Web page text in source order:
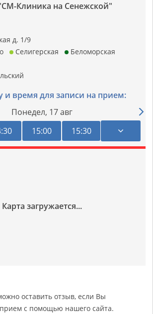
Клиника на Сенежской"
д. 1/9
Селигерская
Беломорская
и время для записи на прием:
Понедел, 17 авг
15:00 15:30
оставить отзыв, если Вы
с помощью нашего сайта.